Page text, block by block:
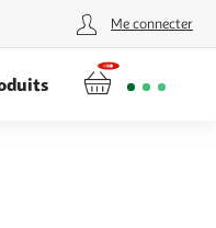
Me connecter